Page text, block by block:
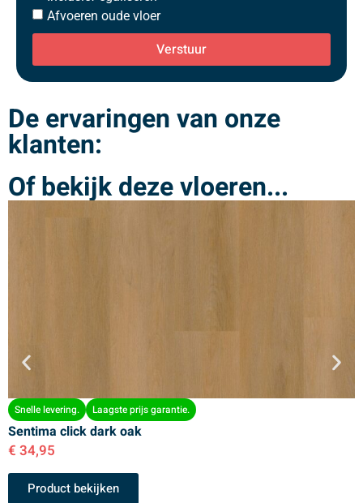
Afvoeren oude vloer
Verstuur
De ervaringen van onze
klanten:
Of bekijk deze vloeren...
Snelle levering. Laagste prijs garantie.
Sentima click dark oak
€ 34,95
Product bekijken